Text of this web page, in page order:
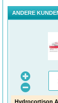
ANDERE
Hydrocortison